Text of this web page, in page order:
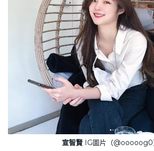
宣智賢 IG圖片（@ooooog0